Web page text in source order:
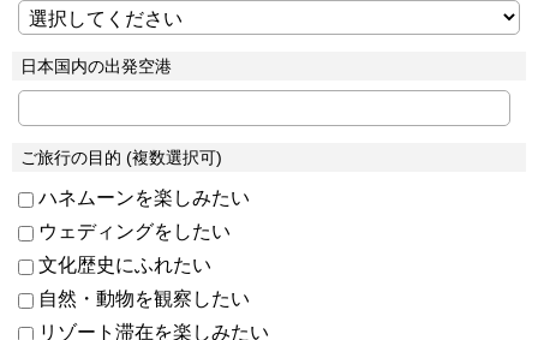
日本国内の出発空港
ご旅行の目的 (複数選択可)
ハネムーンを楽しみたい
ウェディングをしたい
文化歴史にふれたい
自然・動物を観察したい
リゾート滞在を楽しみたい